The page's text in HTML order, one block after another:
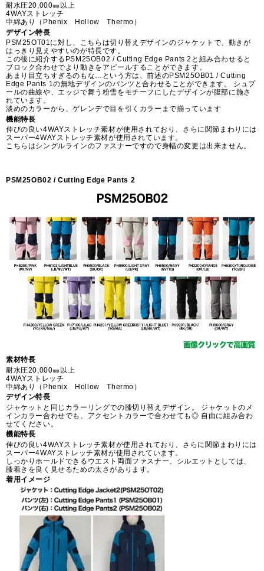
耐水圧20,000㎜以上
4WAYストレッチ
中綿あり（Phenix Hollow Thermo）
デザイン特長
PSM25OT01に対し、こちらは切り替えデザインのジャケットで、動きが
はっきり見えやすいのが特長です。
この後に紹介するPSM25OB02 / Cutting Edge Pants 2と組み合わせると
ブロック合わせでより動きをアピールすることができます。
あまり目立ちすぎるのもな…という方は、前述のPSM25OB01 / Cutting
Edge Pants 1の無地デザインのパンツと合わせることができます。 シュプ
ールの曲線や、エッジで舞う粉雪をモチーフにしたデザインが腹部に施さ
れています。
淡めのカラーから、ゲレンデで目を引くカラーまで揃っています
機能特長
伸びの良い4WAYストレッチ素材が使用されており、さらに関節まわりには
スーパー4WAYストレッチ素材が使用されています。
こちらはシングルラインのファスナーですので身幅の変更は出来ません。
PSM25OB02 / Cutting Edge Pants 2
素材特長
耐水圧20,000㎜以上
4WAYストレッチ
中綿あり（Phenix Hollow Thermo）
デザイン特長
ジャケットと同じカラーリングでの膝切り替えデザイン。 ジャケットのメ
インカラー合わせでも、アクセントカラーで合わせても◎ 自由に組み合わ
せてください。
機能特長
伸びの良い4WAYストレッチ素材が使用されており、さらに関節まわりには
スーパー4WAYストレッチ素材が使用されています。
しっかりホールドできるウエスト両面ファスナー。シルエットとしては、
膝着きを良く見せるための太さがあります。
着用イメージ